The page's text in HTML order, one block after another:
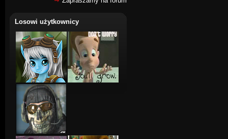
Losowi użytkownicy